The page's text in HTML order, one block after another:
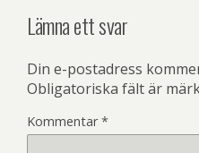
Lämna ett svar
Din e-postadress
Obligatoriska fält är
Kommentar*